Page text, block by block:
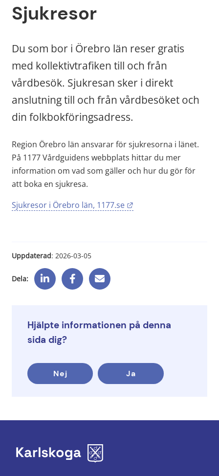
Sjukresor
Du som bor i Örebro län reser gratis
med kollektivtrafiken till och från
vårdbesök. Sjukresan sker i direkt
anslutning till och från vårdbesöket och
din folkbokföringsadress.
Region Örebro län ansvarar för sjukresorna i länet.
På 1177 Vårdguidens webbplats hittar du mer
information om vad som gäller och hur du gör för
att boka en sjukresa.
Sjukresor i Örebro län, 1177.se
Uppdaterad: 2026-03-05
Dela:
Hjälpte informationen på denna
sida dig?
Nej Ja